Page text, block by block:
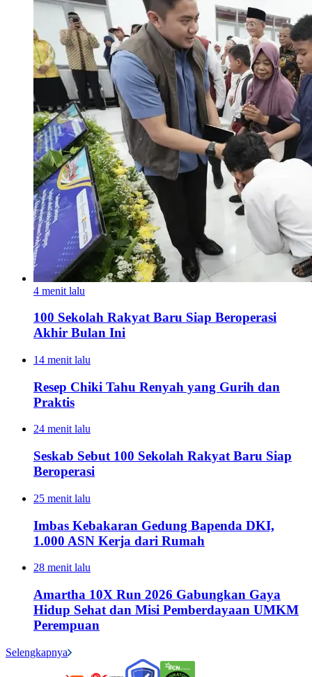
4 menit lalu
100 Sekolah Rakyat Baru Siap Beroperasi
Akhir Bulan Ini
14 menit lalu
Resep Chiki Tahu Renyah yang Gurih dan
Praktis
24 menit lalu
Seskab Sebut 100 Sekolah Rakyat Baru Siap
Beroperasi
25 menit lalu
Imbas Kebakaran Gedung Bapenda DKI,
1.000 ASN Kerja dari Rumah
28 menit lalu
Amartha 10X Run 2026 Gabungkan Gaya
Hidup Sehat dan Misi Pemberdayaan UMKM
Perempuan
Selengkapnya